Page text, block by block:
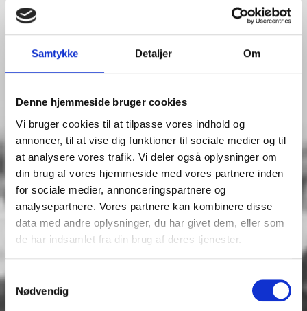
Samtykke Detaljer Om
Denne hjemmeside bruger cookies
Vi bruger cookies til at tilpasse vores indhold og
annoncer, til at vise dig funktioner til sociale medier og til
at analysere vores trafik. Vi deler også oplysninger om
din brug af vores hjemmeside med vores partnere inden
for sociale medier, annonceringspartnere og
analysepartnere. Vores partnere kan kombinere disse
data med andre oplysninger, du har givet dem, eller som
de har indsamlet fra din brug af deres tjenester.
Samtykkevalg
Nødvendig
Rekonstruktion af våbennedkastning
24 september
10:30 - 11:30